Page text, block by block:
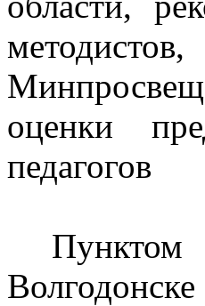
оценки
педагогов